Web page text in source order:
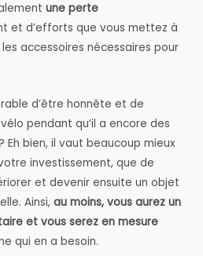
une perte
et d’efforts que vous mettez à
accessoires nécessaires pour
d’être honnête et de
pendant qu’il a encore des
Eh bien, il vaut beaucoup mieux
investissement, que de
et devenir ensuite un objet
Ainsi, au moins, vous aurez un
et vous serez en mesure
qui en a besoin.